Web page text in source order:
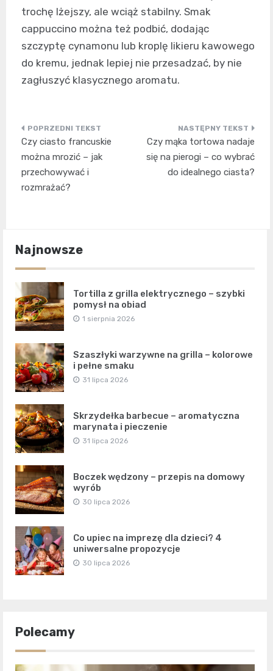
trochę lżejszy, ale wciąż stabilny. Smak
cappuccino można też podbić, dodając
szczyptę cynamonu lub kroplę likieru kawowego
do kremu, jednak lepiej nie przesadzać, by nie
zagłuszyć klasycznego aromatu.
Nawigacja
wpisu
Czy ciasto francuskie
można mrozić – jak
przechowywać i
rozmrażać?
Czy mąka tortowa nadaje
się na pierogi – co wybrać
do idealnego ciasta?
Najnowsze
Tortilla z grilla elektrycznego – szybki
pomysł na obiad
1 sierpnia 2026
Szaszłyki warzywne na grilla – kolorowe
i pełne smaku
31 lipca 2026
Skrzydełka barbecue – aromatyczna
marynata i pieczenie
31 lipca 2026
Boczek wędzony – przepis na domowy
wyrób
30 lipca 2026
Co upiec na imprezę dla dzieci? 4
uniwersalne propozycje
30 lipca 2026
Polecamy